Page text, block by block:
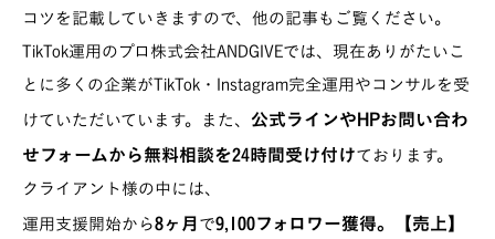
コツを記載していきますので、他の記事もご覧ください。
TikTok運用のプロ株式会社ANDGIVEでは、現在ありがたいこ
とに多くの企業がTikTok・Instagram完全運用やコンサルを受
けていただいています。また、 公式ラインやHPお問い合わ
せフォームから無料相談を24時間受け付けております。
クライアント様の中には、
運用支援開始から8ヶ月で9,100フォロワー獲得。【売上】